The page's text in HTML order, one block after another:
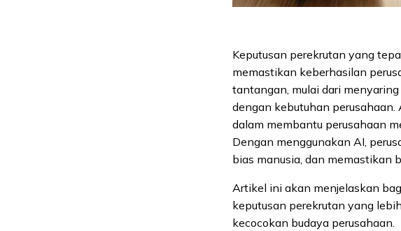
Keputusan perekrutan yang
memastikan keberhasilan
tantangan, mulai dari
dengan kebutuhan
dalam membantu perusahaan
Dengan menggunakan AI,
bias manusia, dan memastikan
Artikel ini akan menjelaskan
keputusan perekrutan yang
kecocokan budaya perusahaan.